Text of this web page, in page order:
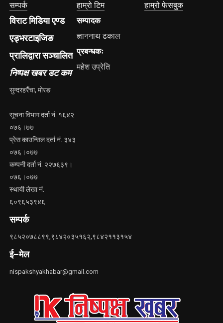
सम्पर्क
विराट मिडिया एण्ड
एड्भरटाइजिङ
प्रालिद्वारा सञ्चालित
निष्पक्ष खबर डट कम
सुन्दरहरैँचा, मोरङ
सूचना विभाग दर्ता नं. १६४२
०७६।७७
प्रेस काउन्सिल दर्ता नं. ३४३
०७६।०७७
कम्पनी दर्ता नं. २२७६३९।
०७६।०७७
स्थायी लेखा नं.
६०९६५३९४६
सम्पर्क
९८५२०७८८९९,९८४२०३५१६२,९८४२११३१५४
ई–मेल
nispakshyakhabar@gmail.com
हाम्रो टिम
सम्पादक
ज्ञाननाथ ढकाल
प्रबन्धकः
महेश उप्रेति
हाम्रो फेसबुक